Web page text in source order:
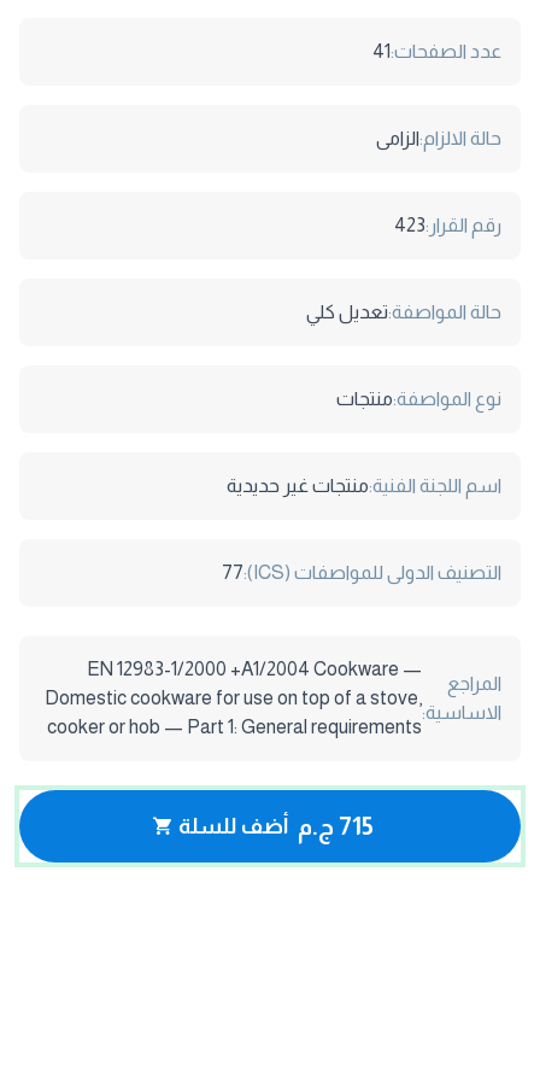
عدد الصفحات:41
حالة الالزام:الزامى
رقم القرار:423
حالة المواصفة:تعديل كلي
نوع المواصفة:منتجات
اسم اللجنة الفنية:منتجات غير حديدية
التصنيف الدولى للمواصفات (ICS): 77
المراجع
الاساسية:
EN 12983-1/2000 +A1/2004 Cookware —
Domestic cookware for use on top of a stove,
cooker or hob — Part 1: General requirements
715 ج.م أضف للسلة